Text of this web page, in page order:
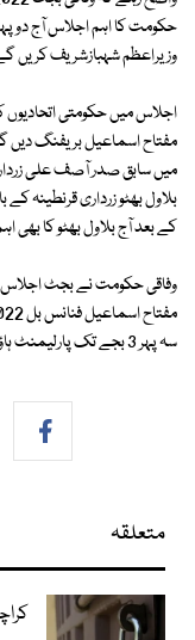
وزیراعظم شہبازشریف کریں
اجلاس میں حکومتی
مفتاح اسماعیل بریفنگ دیں
میں سابق صدر آصف علی
بلاول بھٹو زرداری قرنطینہ
کے بعد آج بلاول بھٹو کا
وفاقی حکومت نے بجٹ
سہ پہر 3 بجے تک پارلیمنٹ ہاؤس پہنچا دی جائیں گی۔
متعلقہ